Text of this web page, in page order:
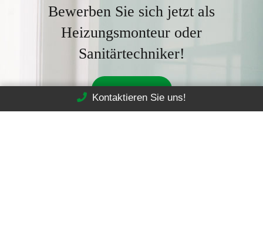
Bewerben Sie sich jetzt als
Heizungsmonteur oder
Sanitärtechniker!
Jetzt bewerben
Rufen Sie uns an
Kontaktieren Sie uns!